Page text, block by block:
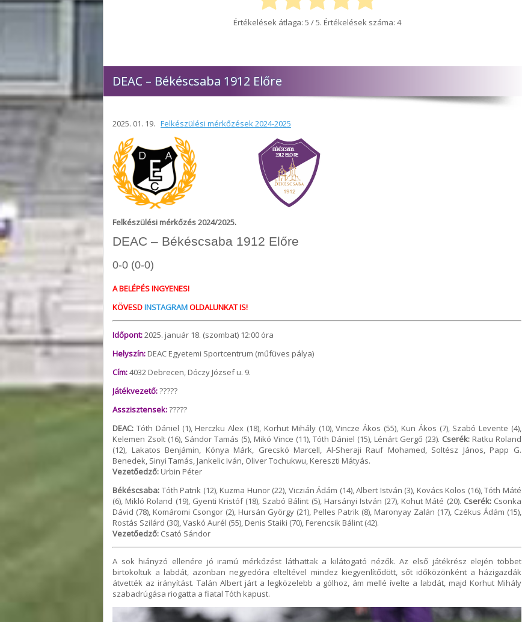
Értékelések átlaga: 5 / 5. Értékelések száma: 4
DEAC – Békéscsaba 1912 Előre
2025. 01. 19. Felkészülési mérkőzések 2024-2025
Felkészülési mérkőzés 2024/2025.
DEAC – Békéscsaba 1912 Előre
0-0 (0-0)
A BELÉPÉS INGYENES!
KÖVESDINSTAGRAMOLDALUNKAT IS!
Időpont:2025. január 18. (szombat) 12:00 óra
Helyszín: DEAC Egyetemi Sportcentrum (műfüves pálya)
Cím:4032 Debrecen, Dóczy József u. 9.
Játékvezető:?????
Asszisztensek:?????
DEAC: Tóth Dániel (1), Herczku Alex (18), Korhut Mihály (10), Vincze Ákos (55), Kun Ákos (7), Szabó Levente (4),
Kelemen Zsolt (16), Sándor Tamás (5), Mikó Vince (11), Tóth Dániel (15), Lénárt Gergő (23). Cserék: Ratku Roland
(12), Lakatos Benjámin, Kónya Márk, Grecskó Marcell, Al-Sheraji Rauf Mohamed, Soltész János, Papp G.
Benedek, Sinyi Tamás, Jankelic Iván, Oliver Tochukwu, Kereszti Mátyás.
Vezetőedző: Urbin Péter
Békéscsaba: Tóth Patrik (12), Kuzma Hunor (22), Viczián Ádám (14), Albert István (3), Kovács Kolos (16), Tóth Máté
(6), Mikló Roland (19), Gyenti Kristóf (18), Szabó Bálint (5), Harsányi István (27), Kohut Máté (20). Cserék:Csonka
Dávid (78), Komáromi Csongor (2), Hursán György (21), Pelles Patrik (8), Maronyay Zalán (17), Czékus Ádám (15),
Rostás Szilárd (30), Vaskó Aurél (55), Denis Staiki (70), Ferencsik Bálint (42).
Vezetőedző: Csató Sándor
A sok hiányzó ellenére jó iramú mérkőzést láthattak a kilátogató nézők. Az első játékrész elején többet
birtokoltuk a labdát, azonban negyedóra elteltével mindez kiegyenlítődött, sőt időközönként a házigazdák
átvették az irányítást. Talán Albert járt a legközelebb a gólhoz, ám mellé ívelte a labdát, majd Korhut Mihály
szabadrúgása riogatta a fiatal Tóth kapust.